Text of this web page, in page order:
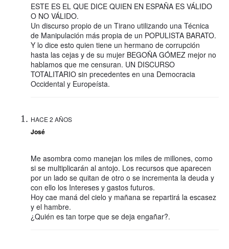
ESTE ES EL QUE DICE QUIEN EN ESPAÑA ES VÁLIDO
O NO VÁLIDO.
Un discurso propio de un Tirano utilizando una Técnica
de Manipulación más propia de un POPULISTA BARATO.
Y lo dice esto quien tiene un hermano de corrupción
hasta las cejas y de su mujer BEGOÑA GÓMEZ mejor no
hablamos que me censuran. UN DISCURSO
TOTALITARIO sin precedentes en una Democracia
Occidental y Europeísta.
HACE 2 AÑOS
José
Me asombra como manejan los miles de millones, como
si se multiplicarán al antojo. Los recursos que aparecen
por un lado se quitan de otro o se incrementa la deuda y
con ello los Intereses y gastos futuros.
Hoy cae maná del cielo y mañana se repartirá la escasez
y el hambre.
¿Quién es tan torpe que se deja engañar?.